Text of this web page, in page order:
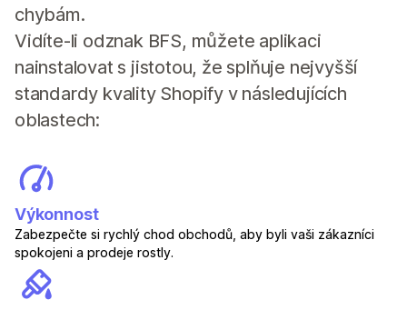
chybám.
Vidíte-li odznak BFS, můžete aplikaci
nainstalovat s jistotou, že splňuje nejvyšší
standardy kvality Shopify v následujících
oblastech:
Výkonnost
Zabezpečte si rychlý chod obchodů, aby byli vaši zákazníci
spokojeni a prodeje rostly.